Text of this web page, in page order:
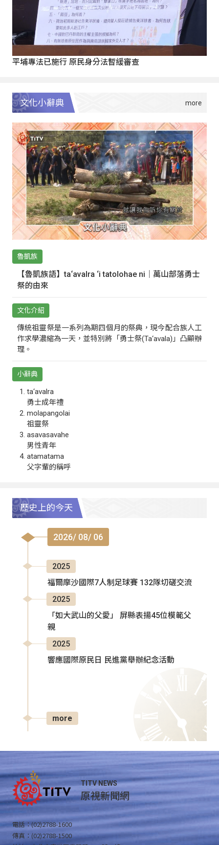
平埔專法已施行 原民身分法暫緩審查
文化小辭典
魯凱族
【魯凱族語】ta‘avalra ‘i tatolohae ni｜萬山部落勇士
祭的由來
文化介紹
傳統祖靈祭是一系列為期四個月的祭典，現今配合族人工
作求學濃縮為一天，並特別將「勇士祭(Ta‘avala)」凸顯辦
理。
小辭典
ta‘avalra
勇士成年禮
molapangolai
祖靈祭
asavasavahe
男性青年
atamatama
父字輩的稱呼
歷史上的今天
2026/ 08/ 06
2025
福爾摩沙國際7人制足球賽 132隊切磋交流
2025
「如大武山的父愛」 屏縣表揚45位模範父
親
2025
響應國際原民日 民進黨舉辦紀念活動
more
TITV NEWS
原視新聞網
電話：(02)2788-1600
傳真：(02)2788-1500